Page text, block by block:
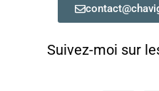
Suivez-moi sur